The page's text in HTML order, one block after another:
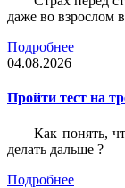
даже во взрослом
Подробнее
04.08.2026
Пройти тест на
Как понять,
делать дальше ?
Подробнее